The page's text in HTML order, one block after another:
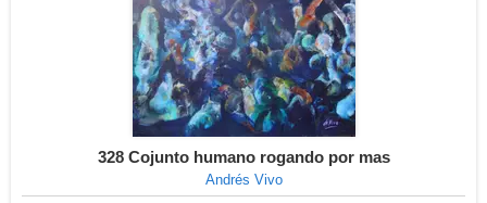
328 Cojunto humano rogando por mas
Andrés Vivo